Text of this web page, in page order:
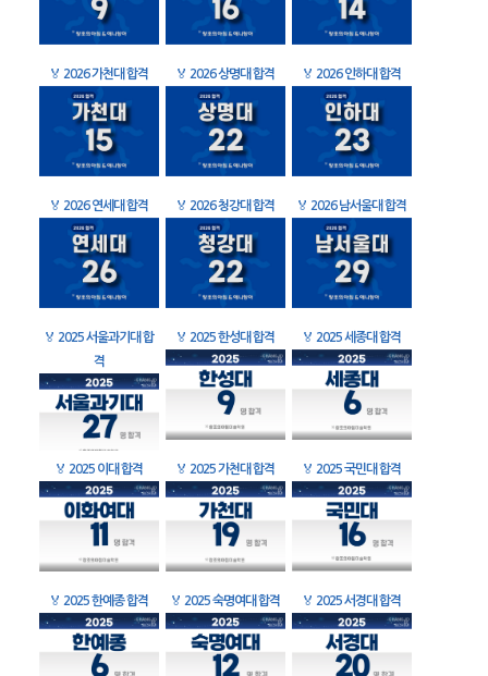
🏅 2026 가천대 합격 🏅 2026 상명대 합격 🏅 2026 인하대 합격
🏅 2026 연세대 합격 🏅 2026 청강대 합격 🏅 2026 남서울대 합격
🏅 2025 서울과기대 합
격
🏅 2025 한성대 합격 🏅 2025 세종대 합격
🏅 2025 이대 합격 🏅 2025 가천대 합격 🏅 2025 국민대 합격
🏅 2025 한예종 합격 🏅 2025 숙명여대 합격 🏅 2025 서경대 합격